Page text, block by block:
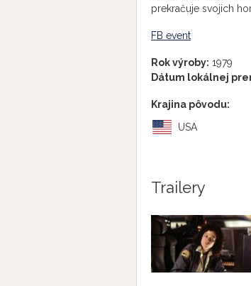
prekračuje svojich
FB event
Rok výroby: 1979
Dátum lokálnej
Krajina pôvodu:
USA
Trailery